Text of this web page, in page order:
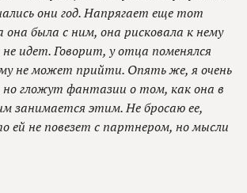
они год. Напрягает еще тот
была с ним, она рисковала к нему
идет. Говорит, у отца поменялся
не может прийти. Опять же, я очень
но гложут фантазии о том, как она в
занимается этим. Не бросаю ее,
ей не повезет с партнером, но мысли